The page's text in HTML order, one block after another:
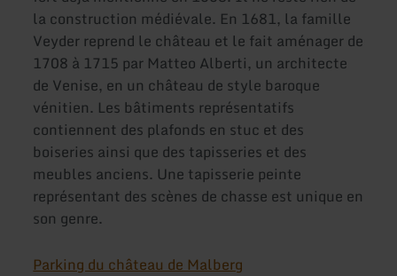
la construction médiévale. En 1681, la famille
Veyder reprend le château et le fait aménager de
1708 à 1715 par Matteo Alberti, un architecte
de Venise, en un château de style baroque
vénitien. Les bâtiments représentatifs
contiennent des plafonds en stuc et des
boiseries ainsi que des tapisseries et des
meubles anciens. Une tapisserie peinte
représentant des scènes de chasse est unique en
son genre.
Parking du château de Malberg